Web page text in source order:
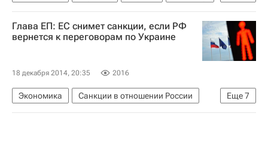
Владимир Дмитриев
Проминвестбанк
ВЭБ.РФ (ВЭБ)
Россия
Глава ЕП: ЕС снимет санкции, если РФ
вернется к переговорам по Украине
18 декабря 2014, 20:35 2016
Еще7
Экономика
Санкции в отношении России
Украина
Европа
Весь мир